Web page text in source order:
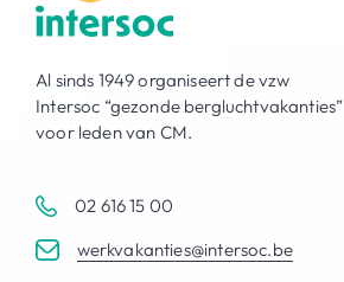
Al sinds 1949 organiseert de vzw
Intersoc “gezonde bergluchtvakanties”
voor leden van CM.
02 616 15 00
werkvakanties@intersoc.be